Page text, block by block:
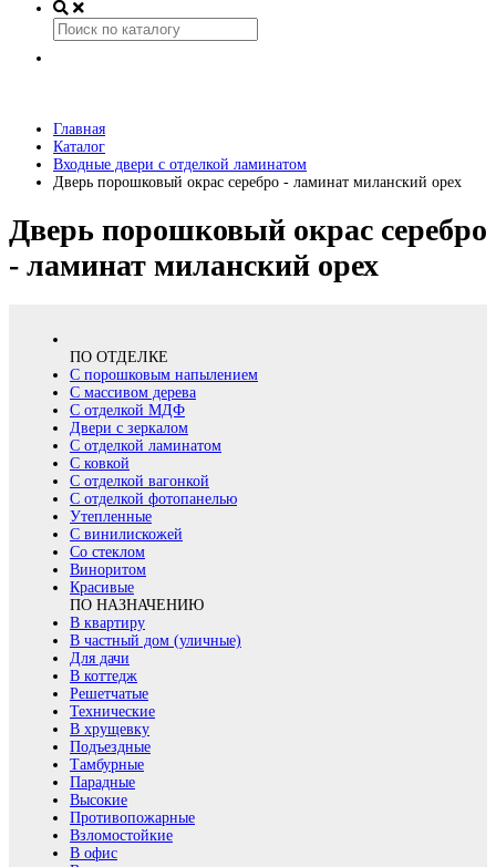
Главная
Каталог
Входные двери с отделкой ламинатом
Дверь порошковый окрас серебро - ламинат миланский орех
Дверь порошковый окрас серебро
- ламинат миланский орех
ПО ОТДЕЛКЕ
С порошковым напылением
С массивом дерева
С отделкой МДФ
Двери с зеркалом
С отделкой ламинатом
С ковкой
С отделкой вагонкой
С отделкой фотопанелью
Утепленные
С винилискожей
Со стеклом
Виноритом
Красивые
ПО НАЗНАЧЕНИЮ
В квартиру
В частный дом (уличные)
Для дачи
В коттедж
Решетчатые
Технические
В хрущевку
Подъездные
Тамбурные
Парадные
Высокие
Противопожарные
Взломостойкие
В офис